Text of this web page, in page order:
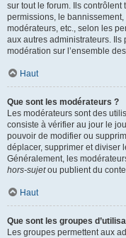
sur tout le forum. Ils
permissions, le
modérateurs, etc., selon les
aux autres administrateurs. Ils
modération sur l’ensemble
Haut
Que sont les modérateurs ?
Les modérateurs sont des
consiste à vérifier au jour le
pouvoir de modifier ou
déplacer, supprimer et diviser
Généralement, les
hors-sujetou publient du
Haut
Que sont les groupes
Les groupes permettent aux